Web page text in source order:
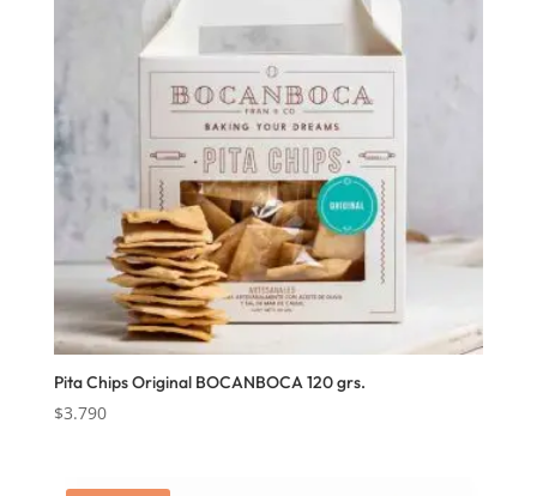
Pita Chips Original BOCANBOCA 120 grs.
$3.790